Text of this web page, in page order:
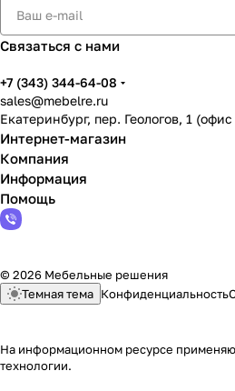
Связаться с нами
+7 (343) 344-64-08
sales@mebelre.ru
Екатеринбург, пер. Геологов, 1
Интернет-магазин
Компания
Информация
Помощь
© 2026 Мебельные решения
Темная тема Конфиденциальность
На информационном ресурсе
технологии.